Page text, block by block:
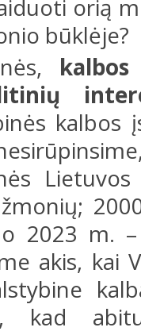
orią
būklėje?
kalbos
2023 m.
akis, kai
kad